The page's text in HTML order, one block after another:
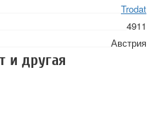
Trodat
4911
Австрия
и другая